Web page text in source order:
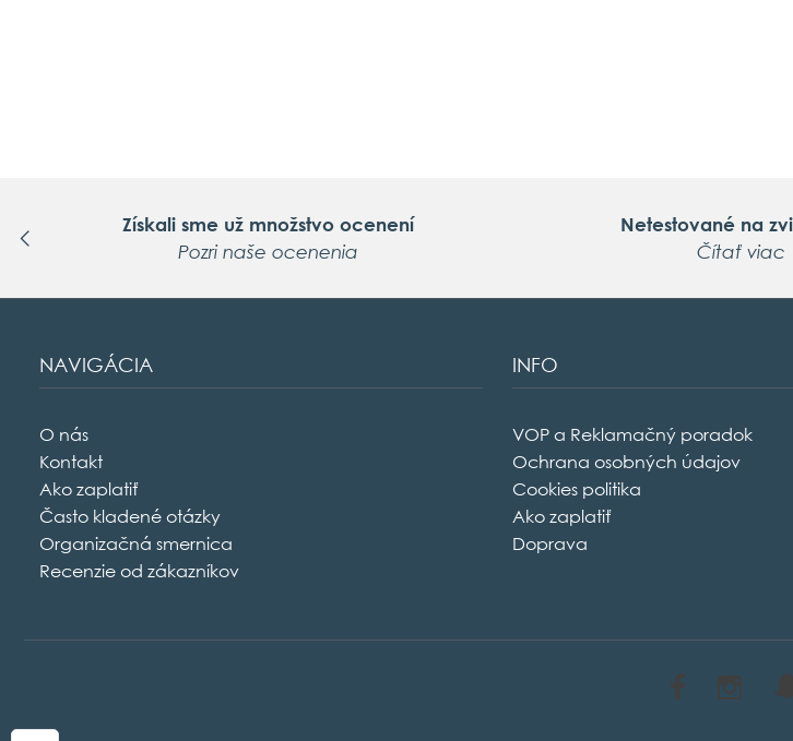
Získali sme už množstvo ocenení
Pozri naše ocenenia
Netestované na
Čítať viac
NAVIGÁCIA
O nás
Kontakt
Ako zaplatiť
Často kladené otázky
Organizačná smernica
Recenzie od zákazníkov
INFO
VOP a Reklamačný poradok
Ochrana osobných údajov
Cookies politika
Ako zaplatiť
Doprava